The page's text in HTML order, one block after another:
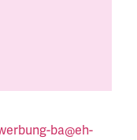
ba@eh-